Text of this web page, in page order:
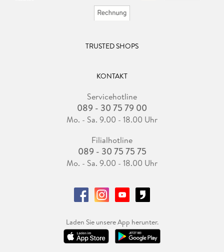
TRUSTED SHOPS
KONTAKT
Servicehotline
089 - 30 75 79 00
Mo. - Sa. 9.00 - 18.00 Uhr
Filialhotline
089 - 30 75 75 75
Mo. - Sa. 9.00 - 18.00 Uhr
Laden Sie unsere App herunter.